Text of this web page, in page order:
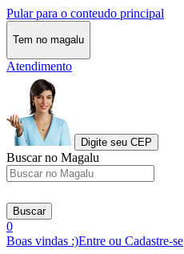
Pular para o conteudo principal
Tem no magalu
Atendimento
Digite seu CEP
Buscar no Magalu
Buscar
0
Boas vindas :)Entre ou Cadastre-se